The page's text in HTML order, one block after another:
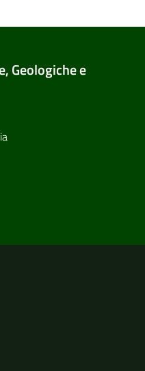
Geologiche e